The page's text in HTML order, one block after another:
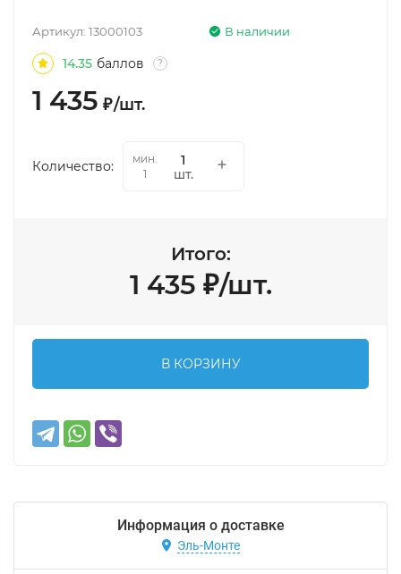
В наличии
Артикул: 13000103
14.35 баллов ?
1 435 ₽/шт.
Количество:
мин.
1
шт.
Итого:
1 435 ₽/шт.
В КОРЗИНУ
Информация о доставке
Эль-Монте